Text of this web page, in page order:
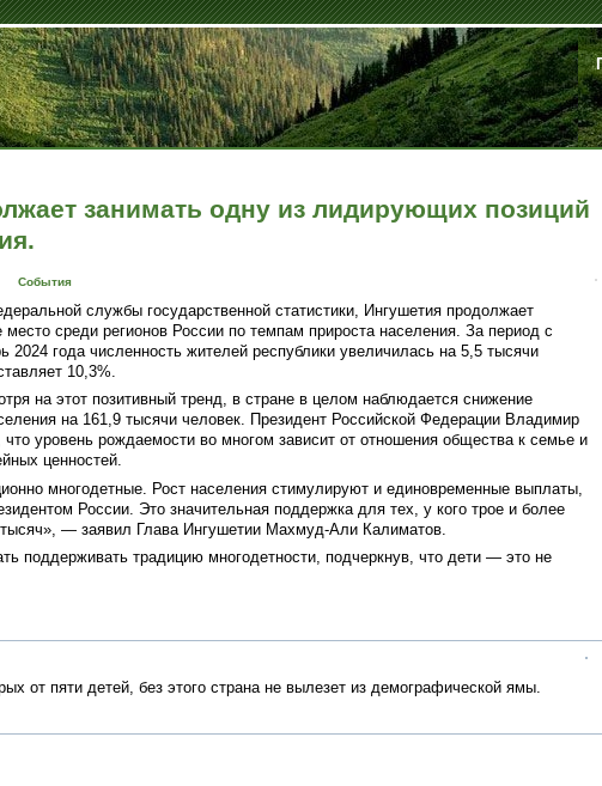
занимать одну из лидирующих позиций
События
службы государственной статистики, Ингушетия продолжает
место среди регионов России по темпам прироста населения. За период с
2024 года численность жителей республики увеличилась на 5,5 тысячи
10,3%.
на этот позитивный тренд, в стране в целом наблюдается снижение
на 161,9 тысячи человек. Президент Российской Федерации Владимир
что уровень рождаемости во многом зависит от отношения общества к семье и
ценностей.
многодетные. Рост населения стимулируют и единовременные выплаты,
России. Это значительная поддержка для тех, у кого трое и более
— заявил Глава Ингушетии Махмуд-Али Калиматов.
поддерживать традицию многодетности, подчеркнув, что дети — это не
от пяти детей, без этого страна не вылезет из демографической ямы.